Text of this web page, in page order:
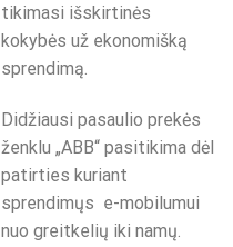
tikimasi išskirtinės
kokybės už ekonomišką
sprendimą.
Didžiausi pasaulio prekės
ženklu „ABB“ pasitikima dėl
patirties kuriant
sprendimųs e-mobilumui
nuo greitkelių iki namų.